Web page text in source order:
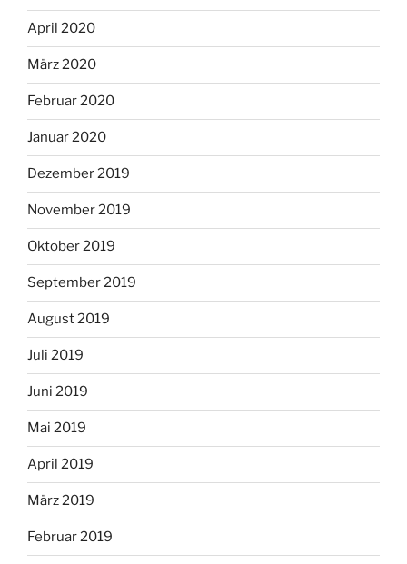
April 2020
März 2020
Februar 2020
Januar 2020
Dezember 2019
November 2019
Oktober 2019
September 2019
August 2019
Juli 2019
Juni 2019
Mai 2019
April 2019
März 2019
Februar 2019